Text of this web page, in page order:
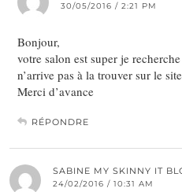
30/05/2016 / 2:21 PM
Bonjour,
votre salon est super je
n’arrive pas à la trouver sur le
Merci d’avance
RÉPONDRE
SABINE MY SKINNY IT
24/02/2016 / 10:31 AM